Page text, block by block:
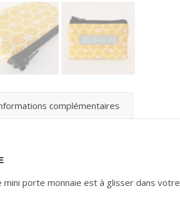
complémentaires
mini porte monnaie est à glisser dans votre